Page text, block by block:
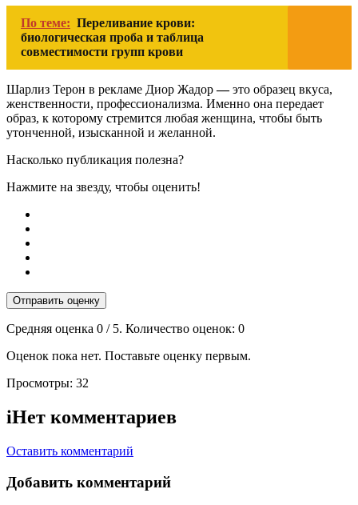
По теме: Переливание крови:
биологическая проба и таблица
совместимости групп крови
Шарлиз Терон в рекламе Диор Жадор—это образец вкуса,
женственности, профессионализма. Именно она передает
образ, к которому стремится любая женщина, чтобы быть
утонченной, изысканной и желанной.
Насколько публикация полезна?
Нажмите на звезду, чтобы оценить!
Отправить оценку
Средняя оценка 0 / 5. Количество оценок: 0
Оценок пока нет. Поставьте оценку первым.
Просмотры: 32
iНет комментариев
Оставить комментарий
Добавить комментарий